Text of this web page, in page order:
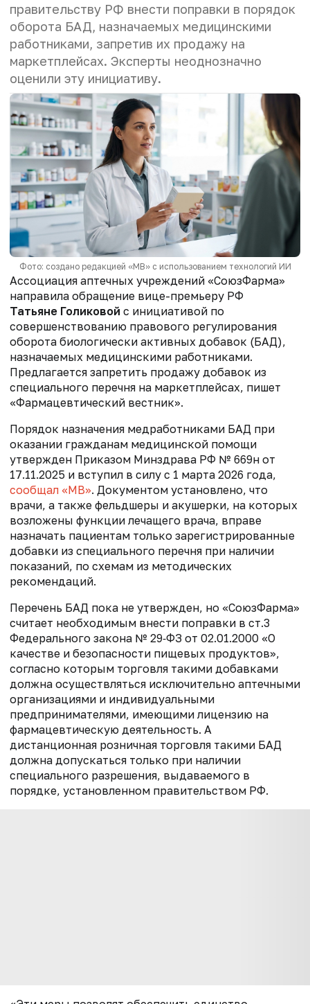
правительству РФ внести поправки в порядок
оборота БАД, назначаемых медицинскими
работниками, запретив их продажу на
маркетплейсах. Эксперты неоднозначно
оценили эту инициативу.
Фото: создано редакцией «МВ» с использованием технологий ИИ
Ассоциация аптечных учреждений «СоюзФарма»
направила обращение вице-премьеру РФ
Татьяне Голиковой с инициативой по
совершенствованию правового регулирования
оборота биологически активных добавок (БАД),
назначаемых медицинскими работниками.
Предлагается запретить продажу добавок из
специального перечня на маркетплейсах, пишет
«Фармацевтический вестник».
Порядок назначения медработниками БАД при
оказании гражданам медицинской помощи
утвержден Приказом Минздрава РФ № 669н от
17.11.2025 и вступил в силу с 1 марта 2026 года,
сообщал «МВ». Документом установлено, что
врачи, а также фельдшеры и акушерки, на которых
возложены функции лечащего врача, вправе
назначать пациентам только зарегистрированные
добавки из специального перечня при наличии
показаний, по схемам из методических
рекомендаций.
Перечень БАД пока не утвержден, но «СоюзФарма»
считает необходимым внести поправки в ст.3
Федерального закона № 29‑ФЗ от 02.01.2000 «О
качестве и безопасности пищевых продуктов»,
согласно которым торговля такими добавками
должна осуществляться исключительно аптечными
организациями и индивидуальными
предпринимателями, имеющими лицензию на
фармацевтическую деятельность. А
дистанционная розничная торговля такими БАД
должна допускаться только при наличии
специального разрешения, выдаваемого в
порядке, установленном правительством РФ.